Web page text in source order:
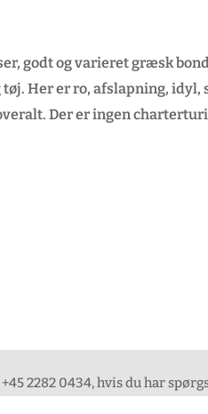
godt og varieret græsk
Her er ro, afslapning, idyl,
Der er ingen
2282 0434, hvis du har